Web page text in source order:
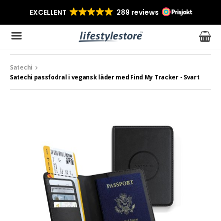
Satechi
Satechi passfodral i vegansk läder med Find My Tracker - Svart